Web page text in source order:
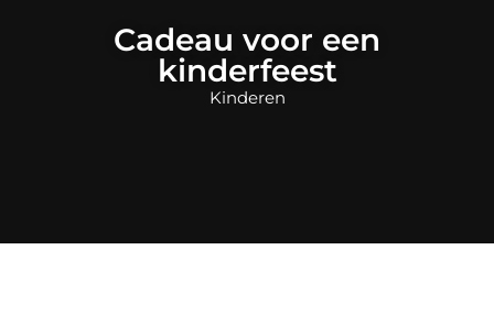
Cadeau voor een
kinderfeest
Kinderen